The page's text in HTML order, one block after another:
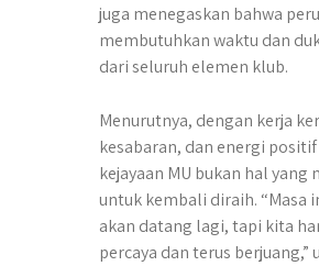
juga menegaskan bahwa
membutuhkan waktu dan
dari seluruh elemen klub.
Menurutnya, dengan kerja
kesabaran, dan energi
kejayaan MU bukan hal yang
untuk kembali diraih. “Masa
akan datang lagi, tapi kita
percaya dan terus berjuang,”